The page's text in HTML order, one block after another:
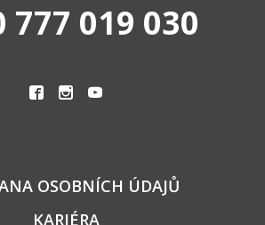
777 019 030
OSOBNÍCH ÚDAJŮ
KARIÉRA